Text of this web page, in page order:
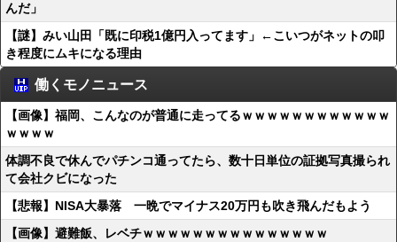
んだ」
【謎】みい山田「既に印税1億円入ってます」←こいつがネットの叩
き程度にムキになる理由
働くモノニュース
【画像】福岡、こんなのが普通に走ってるｗｗｗｗｗｗｗｗｗｗｗｗ
ｗｗｗｗ
体調不良で休んでパチンコ通ってたら、数十日単位の証拠写真撮られ
て会社クビになった
【悲報】NISA大暴落 一晩でマイナス20万円も吹き飛んだもよう
【画像】避難飯、レベチｗｗｗｗｗｗｗｗｗｗｗｗｗｗｗ